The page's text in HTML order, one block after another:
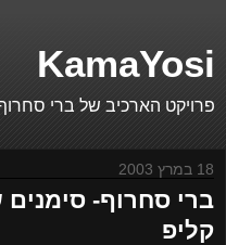
KamaYosi
פרויקט הארכיב של ברי
18 במרץ 2003
ברי סחרוף-
קליפ